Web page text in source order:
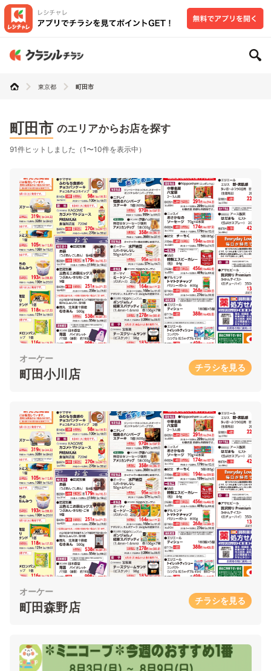
東京都 町田市
町田市 のエリアからお店を探す
91件ヒットしました（1〜10件を表示中）
オーケー
町田小川店 チラシを見る
オーケー
町田森野店 チラシを見る